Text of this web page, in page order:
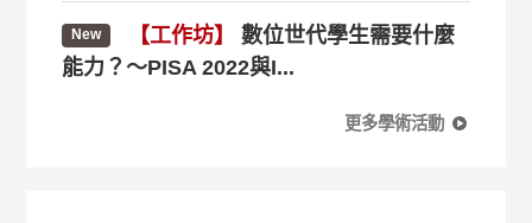
New 【工作坊】
數位世代學生需要什麼
能力？～PISA 2022與I...
更多學術活動